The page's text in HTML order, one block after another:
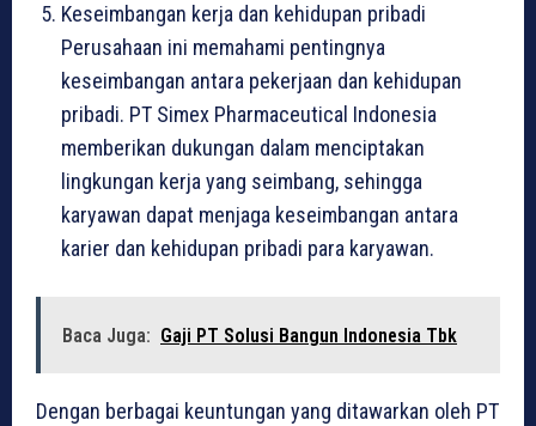
Keseimbangan kerja dan kehidupan pribadi
Perusahaan ini memahami pentingnya
keseimbangan antara pekerjaan dan kehidupan
pribadi. PT Simex Pharmaceutical Indonesia
memberikan dukungan dalam menciptakan
lingkungan kerja yang seimbang, sehingga
karyawan dapat menjaga keseimbangan antara
karier dan kehidupan pribadi para karyawan.
Baca Juga: Gaji PT Solusi Bangun Indonesia Tbk
Dengan berbagai keuntungan yang ditawarkan oleh PT